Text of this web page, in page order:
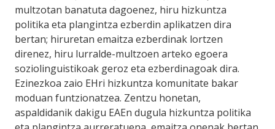
multzotan banatuta dagoenez, hiru hizkuntza
politika eta plangintza ezberdin aplikatzen dira
bertan; hiruretan emaitza ezberdinak lortzen
direnez, hiru lurralde-multzoen arteko egoera
soziolinguistikoak geroz eta ezberdinagoak dira.
Ezinezkoa zaio EHri hizkuntza komunitate bakar
moduan funtzionatzea. Zentzu honetan,
aspaldidanik dakigu EAEn dugula hizkuntza politika